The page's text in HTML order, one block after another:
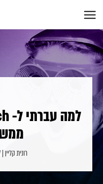
רונית קליין | 7 בספטמבר 2016